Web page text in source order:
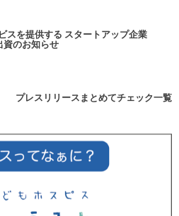
スを提供する スタートアップ企業
資のお知らせ
プレスリリースまとめてチェック一覧